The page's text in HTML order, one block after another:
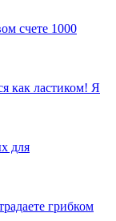
счете 1000
как ластиком! Я
для
грибком